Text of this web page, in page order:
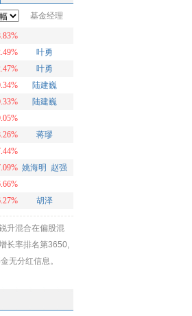
基金经理
叶勇
叶勇
陆建巍
陆建巍
蒋璆
姚海明
赵强
胡泽
升混合在偏股混
长率排名第3650,
无分红信息。